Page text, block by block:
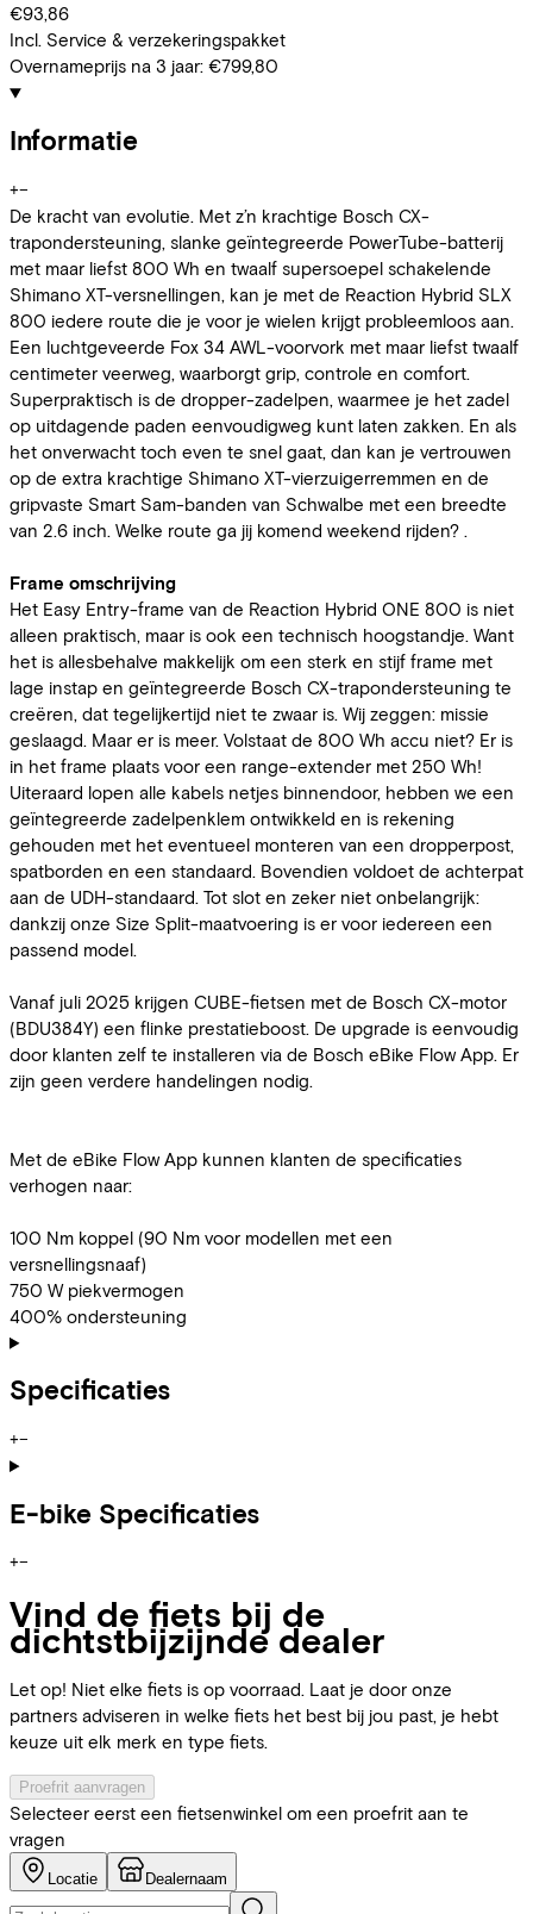
€93,86
Incl. Service & verzekeringspakket
Overnameprijs na 3 jaar: €799,80
Informatie
+−
De kracht van evolutie. Met z’n krachtige Bosch CX-
trapondersteuning, slanke geïntegreerde PowerTube-batterij
met maar liefst 800 Wh en twaalf supersoepel schakelende
Shimano XT-versnellingen, kan je met de Reaction Hybrid SLX
800 iedere route die je voor je wielen krijgt probleemloos aan.
Een luchtgeveerde Fox 34 AWL-voorvork met maar liefst twaalf
centimeter veerweg, waarborgt grip, controle en comfort.
Superpraktisch is de dropper-zadelpen, waarmee je het zadel
op uitdagende paden eenvoudigweg kunt laten zakken. En als
het onverwacht toch even te snel gaat, dan kan je vertrouwen
op de extra krachtige Shimano XT-vierzuigerremmen en de
gripvaste Smart Sam-banden van Schwalbe met een breedte
van 2.6 inch. Welke route ga jij komend weekend rijden? .
Frame omschrijving
Het Easy Entry-frame van de Reaction Hybrid ONE 800 is niet
alleen praktisch, maar is ook een technisch hoogstandje. Want
het is allesbehalve makkelijk om een sterk en stijf frame met
lage instap en geïntegreerde Bosch CX-trapondersteuning te
creëren, dat tegelijkertijd niet te zwaar is. Wij zeggen: missie
geslaagd. Maar er is meer. Volstaat de 800 Wh accu niet? Er is
in het frame plaats voor een range-extender met 250 Wh!
Uiteraard lopen alle kabels netjes binnendoor, hebben we een
geïntegreerde zadelpenklem ontwikkeld en is rekening
gehouden met het eventueel monteren van een dropperpost,
spatborden en een standaard. Bovendien voldoet de achterpat
aan de UDH-standaard. Tot slot en zeker niet onbelangrijk:
dankzij onze Size Split-maatvoering is er voor iedereen een
passend model.
Vanaf juli 2025 krijgen CUBE-fietsen met de Bosch CX-motor
(BDU384Y) een flinke prestatieboost. De upgrade is eenvoudig
door klanten zelf te installeren via de Bosch eBike Flow App. Er
zijn geen verdere handelingen nodig.
Met de eBike Flow App kunnen klanten de specificaties
verhogen naar:
100 Nm koppel (90 Nm voor modellen met een
versnellingsnaaf)
750 W piekvermogen
400% ondersteuning
Specificaties
+−
E-bike Specificaties
+−
Vind de fiets bij de
dichtstbijzijnde dealer
Let op! Niet elke fiets is op voorraad. Laat je door onze
partners adviseren in welke fiets het best bij jou past, je hebt
keuze uit elk merk en type fiets.
Proefrit aanvragen
Selecteer eerst een fietsenwinkel om een proefrit aan te
vragen
Locatie Dealernaam